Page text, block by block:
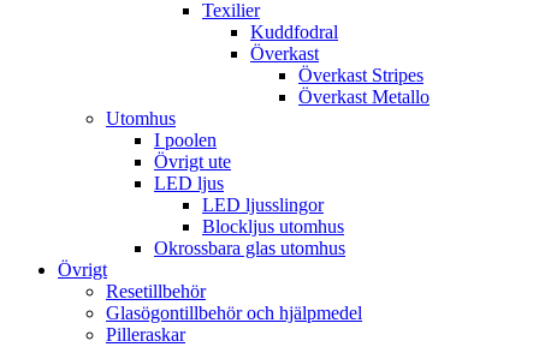
Texilier
Kuddfodral
Överkast
Överkast Stripes
Överkast Metallo
Utomhus
I poolen
Övrigt ute
LED ljus
LED ljusslingor
Blockljus utomhus
Okrossbara glas utomhus
Övrigt
Resetillbehör
Glasögontillbehör och hjälpmedel
Pilleraskar